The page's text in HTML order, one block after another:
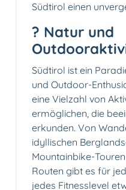
Südtirol einen
? Natur und
Südtirol ist ein
und Outdoor-
eine Vielzahl von
ermöglichen, die
erkunden. Von
idyllischen
Mountainbike-
Routen gibt es für
jedes Fitnesslevel